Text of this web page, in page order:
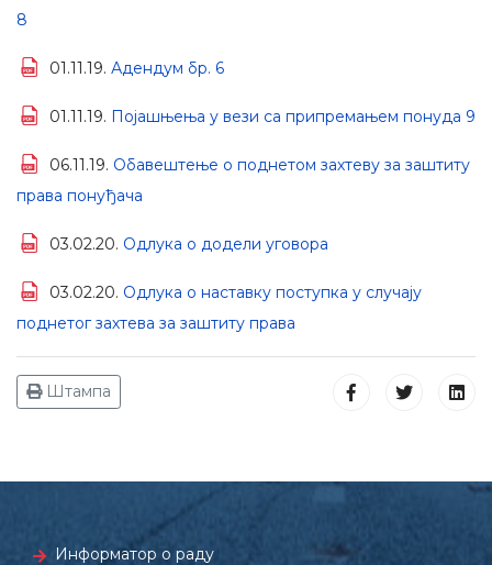
8
01.11.19. Адендум бр. 6
01.11.19. Појашњења у вези са припремањем понуда 9
06.11.19. Обавештење о поднетом захтеву за заштиту
права понуђача
03.02.20. Одлука о додели уговора
03.02.20. Одлука о наставку поступка у случају
поднетог захтева за заштиту права
Штампа
Информатор о раду